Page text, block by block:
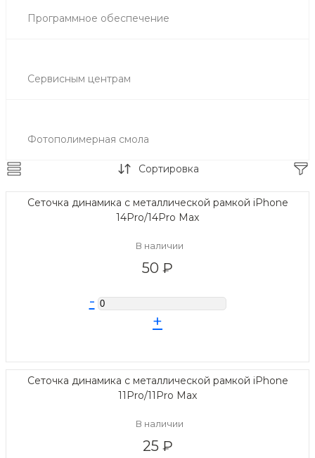
Программное обеспечение
Сервисным центрам
Фотополимерная смола
Сортировка
Сеточка динамика с металлической рамкой iPhone
14Pro/14Pro Max
В наличии
50 ₽
-
+
Сеточка динамика с металлической рамкой iPhone
11Pro/11Pro Max
В наличии
25 ₽